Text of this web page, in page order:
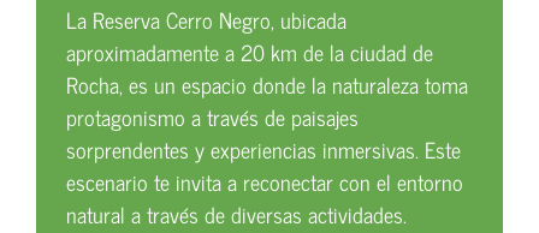
La Reserva Cerro Negro, ubicada
aproximadamente a 20 km de la ciudad de
Rocha, es un espacio donde la naturaleza toma
protagonismo a través de paisajes
sorprendentes y experiencias inmersivas. Este
escenario te invita a reconectar con el entorno
natural a través de diversas actividades.